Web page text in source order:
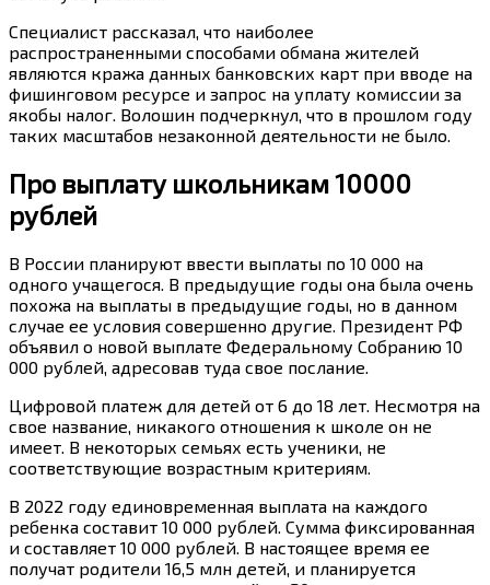
Специалист рассказал, что наиболее
распространенными способами обмана жителей
являются кража данных банковских карт при вводе на
фишинговом ресурсе и запрос на уплату комиссии за
якобы налог. Волошин подчеркнул, что в прошлом году
таких масштабов незаконной деятельности не было.
Про выплату школьникам 10000
рублей
В России планируют ввести выплаты по 10 000 на
одного учащегося. В предыдущие годы она была очень
похожа на выплаты в предыдущие годы, но в данном
случае ее условия совершенно другие. Президент РФ
объявил о новой выплате Федеральному Собранию 10
000 рублей, адресовав туда свое послание.
Цифровой платеж для детей от 6 до 18 лет. Несмотря на
свое название, никакого отношения к школе он не
имеет. В некоторых семьях есть ученики, не
соответствующие возрастным критериям.
В 2022 году единовременная выплата на каждого
ребенка составит 10 000 рублей. Сумма фиксированная
и составляет 10 000 рублей. В настоящее время ее
получат родители 16,5 млн детей, и планируется